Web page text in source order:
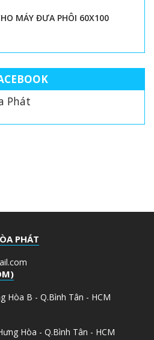
MÁY ĐƯA PHÔI 60X100
Phát
PHÁT
Hòa B - Q.Bình Tân - HCM
Hòa - Q.Bình Tân - HCM